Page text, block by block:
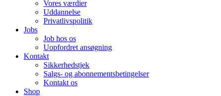
Vores værdier
Uddannelse
Privatlivspolitik
Jobs
Job hos os
Uopfordret ansøgning
Kontakt
Sikkerhedstjek
Salgs- og abonnementsbetingelser
Kontakt os
Shop